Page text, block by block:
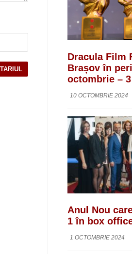
Dracula Film
Brașov în
octombrie –
10 OCTOMBRIE 2024
Anul Nou
1 în box
1 OCTOMBRIE 2024